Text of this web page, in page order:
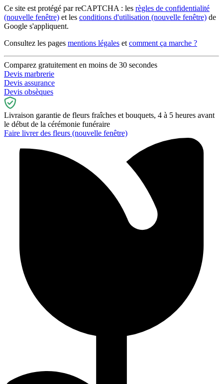
Ce site est protégé par reCAPTCHA : les règles de confidentialité
(nouvelle fenêtre) et les conditions d'utilisation (nouvelle fenêtre) de
Google s'appliquent.
Consultez les pages mentions légales et comment ça marche ?
Comparez gratuitement en moins de 30 secondes
Devis marbrerie
Devis assurance
Devis obsèques
Livraison garantie de fleurs fraîches et bouquets, 4 à 5 heures avant
le début de la cérémonie funéraire
Faire livrer des fleurs (nouvelle fenêtre)